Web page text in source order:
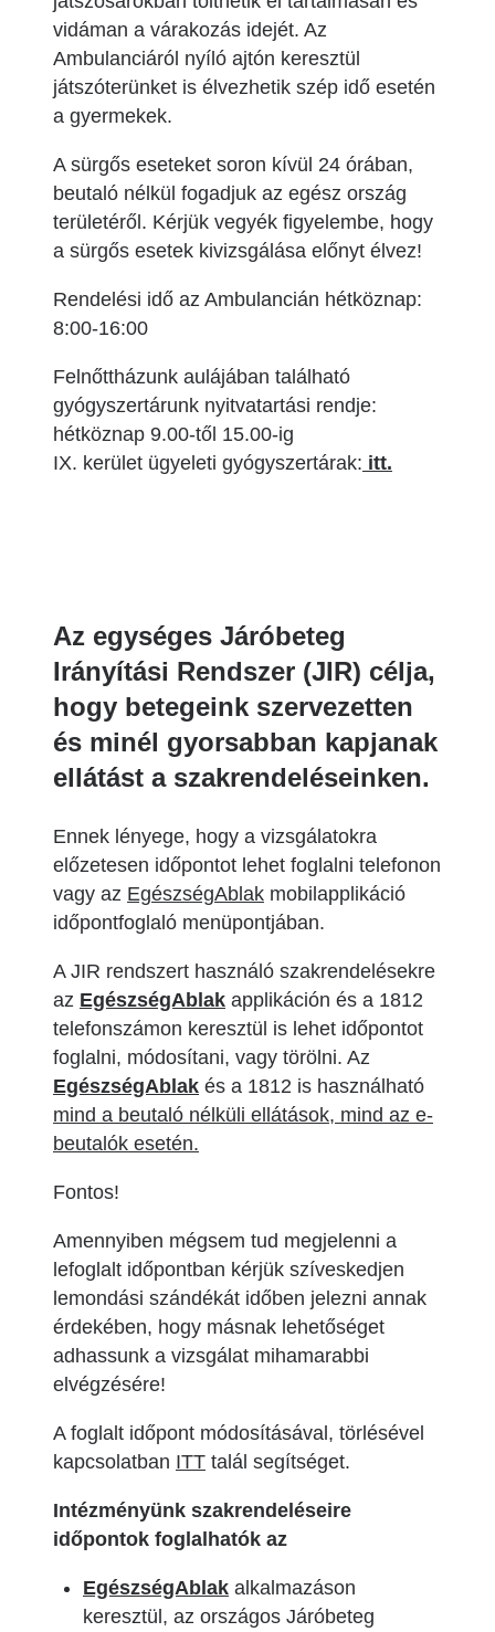
vidáman a várakozás idejét. Az
Ambulanciáról nyíló ajtón keresztül
játszóterünket is élvezhetik szép idő esetén
a gyermekek.
A sürgős eseteket soron kívül 24 órában,
beutaló nélkül fogadjuk az egész ország
területéről. Kérjük vegyék figyelembe, hogy
a sürgős esetek kivizsgálása előnyt élvez!
Rendelési idő az Ambulancián hétköznap:
8:00-16:00
Felnőttházunk aulájában található
gyógyszertárunk nyitvatartási rendje:
hétköznap 9.00-től 15.00-ig
IX. kerület ügyeleti gyógyszertárak: itt.
Az egységes Járóbeteg
Irányítási Rendszer (JIR) célja,
hogy betegeink szervezetten
és minél gyorsabban kapjanak
ellátást a szakrendeléseinken.
Ennek lényege, hogy a vizsgálatokra
előzetesen időpontot lehet foglalni telefonon
vagy az EgészségAblak mobilapplikáció
időpontfoglaló menüpontjában.
A JIR rendszert használó szakrendelésekre
az EgészségAblak applikáción és a 1812
telefonszámon keresztül is lehet időpontot
foglalni, módosítani, vagy törölni. Az
EgészségAblak és a 1812 is használható
mind a beutaló nélküli ellátások, mind az e-
beutalók esetén.
Fontos!
Amennyiben mégsem tud megjelenni a
lefoglalt időpontban kérjük szíveskedjen
lemondási szándékát időben jelezni annak
érdekében, hogy másnak lehetőséget
adhassunk a vizsgálat mihamarabbi
elvégzésére!
A foglalt időpont módosításával, törlésével
kapcsolatban ITT talál segítséget.
Intézményünk szakrendeléseire
időpontok foglalhatók az
EgészségAblak alkalmazáson
keresztül, az országos Járóbeteg